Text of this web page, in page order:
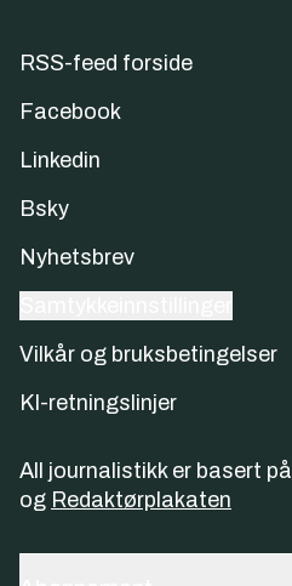
RSS-feed forside
Facebook
Linkedin
Bsky
Nyhetsbrev
Vilkår og bruksbetingelser
KI-retningslinjer
All journalistikk er basert på
og Redaktørplakaten